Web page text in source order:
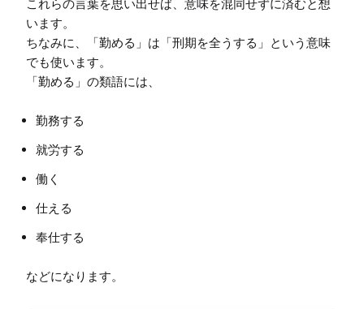
これらの言葉を思い出せば、意味を混同せずに済むと想
います。
ちなみに、「勤める」は「刑期を全うする」という意味
でも使います。
勤務する
就労する
働く
仕える
奉仕する